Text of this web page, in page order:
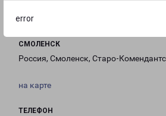
error
СМОЛЕНСК
Россия, Смоленск, Старо-
на карте
ТЕЛЕФОН